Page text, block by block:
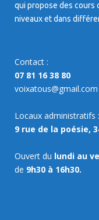
qui propose des cours
niveaux et dans
Contact :
07 81 16 38 80
voixatous@gmail.com
Locaux administratifs :
9 rue de la poésie,
Ouvert du lundi au
de 9h30 à 16h30.